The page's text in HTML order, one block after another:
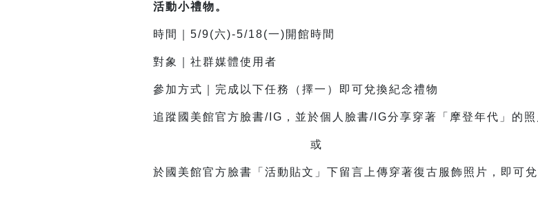
活動小禮物。
時間｜5/9(六)-5/18(一)開館時間
對象｜社群媒體使用者
參加方式｜完成以下任務（擇一）即可兌換紀念禮物
追蹤國美館官方臉書/IG，並於個人臉書/IG分享穿著「摩登年代」的
或
於國美館官方臉書「活動貼文」下留言上傳穿著復古服飾照片，即可兌